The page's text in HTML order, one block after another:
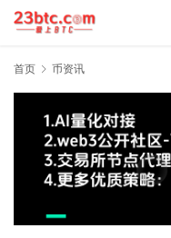
首页 币资讯